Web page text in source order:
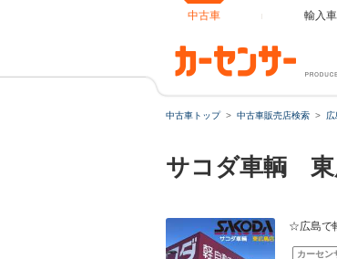
中古車 輸入車
中古車トップ 中古車販売店検索
サコダ車輌 東
☆広島で
カーセン